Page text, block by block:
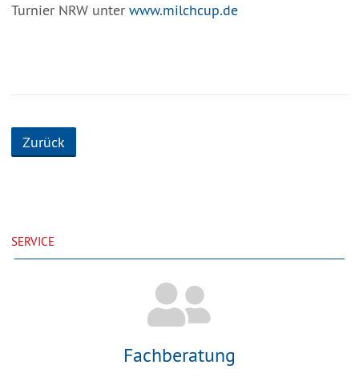
Turnier NRW unter www.milchcup.de
Zurück
SERVICE
Fachberatung